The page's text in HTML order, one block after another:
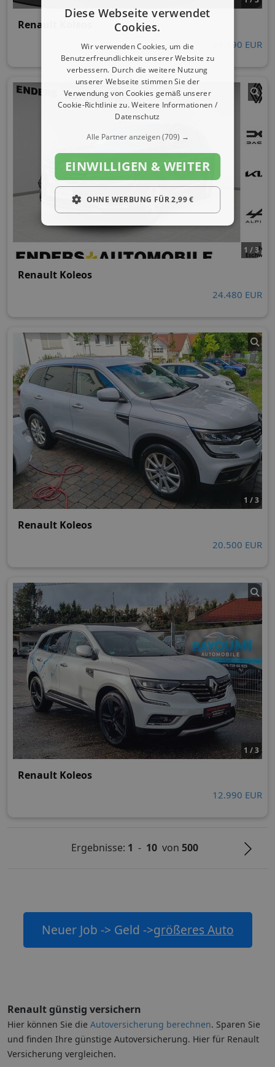
Renault Koleos
24.490 EUR
1 / 3
Renault Koleos
24.480 EUR
1 / 3
Renault Koleos
20.500 EUR
1 / 3
Renault Koleos
12.990 EUR
Ergebnisse: 1 - 10 von500
Neuer Job -> Geld ->größeres Auto
Renault günstig versichern
Hier können Sie die Autoversicherung berechnen. Sparen Sie
und finden Ihre günstige Autoversicherung. Hier für Renault
Versicherung vergleichen.
Diese Webseite verwendet
Cookies.
Wir verwenden Cookies, um die
Benutzerfreundlichkeit unserer Website zu
verbessern. Durch die weitere Nutzung
unserer Webseite stimmen Sie der
Verwendung von Cookies gemäß unserer
Cookie-Richtlinie zu.Weitere Informationen /
Datenschutz
Alle Partner anzeigen(709) →
EINWILLIGEN & WEITER
OHNE WERBUNG FÜR 2,99 €